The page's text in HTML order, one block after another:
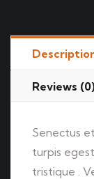
Reviews
Senectus
turpis
tristique .